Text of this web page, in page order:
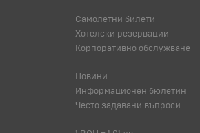
Самолетни билети
Хотелски резервации
Корпоративно обслужване
Новини
Информационен бюлетин
Често задавани въпроси